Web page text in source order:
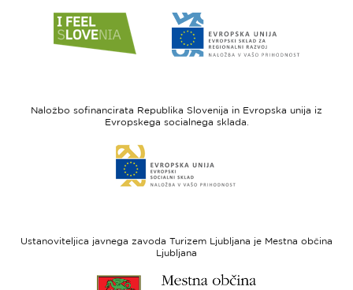
do
spletne
Slovenia
do
spletne
-
regionalni
Naložbo sofinancirata Republika Slovenija in Evropska unija iz
Evropskega socialnega sklada.
do
spletne
sklad
Ustanoviteljica javnega zavoda Turizem Ljubljana je Mestna občina
Ljubljana